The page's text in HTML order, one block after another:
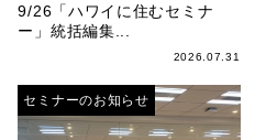
9/26「ハワイに住むセミナ
ー」統括編集...
2026.07.31
セミナーのお知らせ